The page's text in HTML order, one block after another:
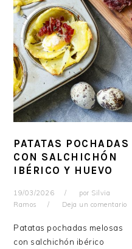
PATATAS POCHADAS
CON SALCHICHÓN
IBÉRICO Y HUEVO
19/03/2026 por Silvia
Ramos
Deja un comentario
Patatas pochadas melosas
con salchichón ibérico